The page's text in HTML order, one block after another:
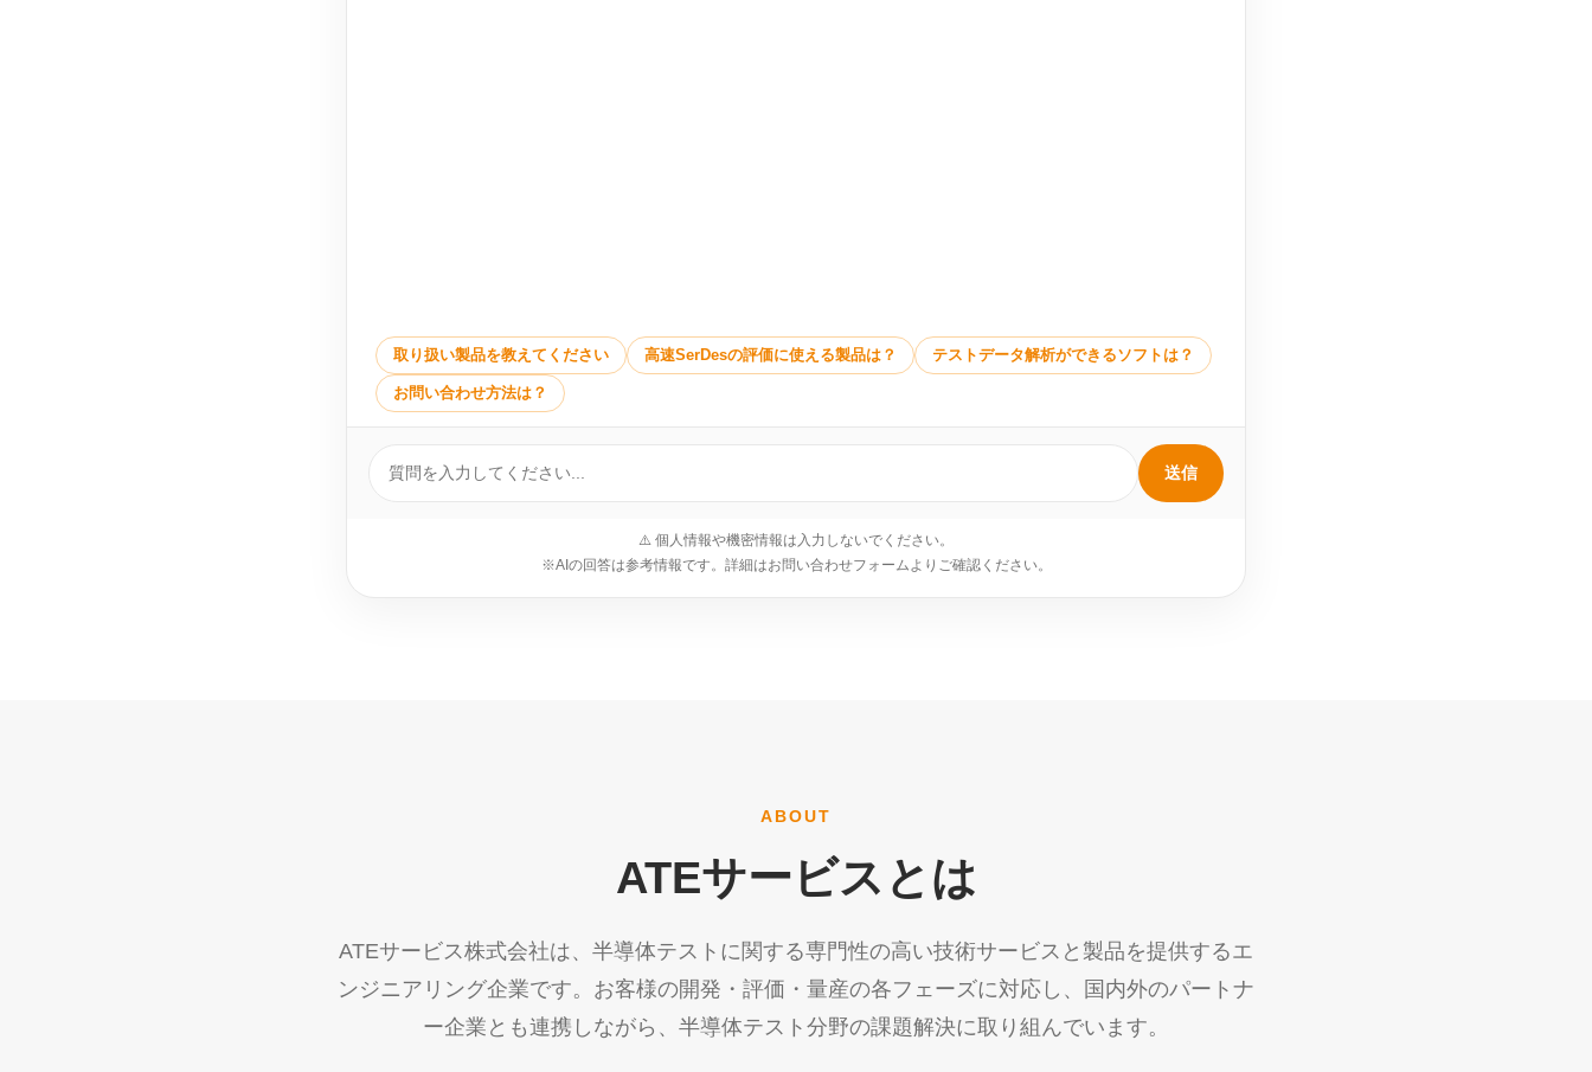
取り扱い製品を教えてください 高速SerDesの評価に使える製品は？ テストデータ解析ができるソフトは？
お問い合わせ方法は？
送信
⚠️ 個人情報や機密情報は入力しないでください。
※AIの回答は参考情報です。詳細はお問い合わせフォームよりご確認ください。
ABOUT
ATEサービスとは
ATEサービス株式会社は、半導体テストに関する専門性の高い技術サービスと製品を提供するエ
ンジニアリング企業です。お客様の開発・評価・量産の各フェーズに対応し、国内外のパートナ
ー企業とも連携しながら、半導体テスト分野の課題解決に取り組んでいます。